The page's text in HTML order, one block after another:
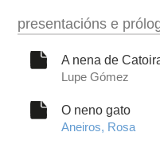
presentacións e
A nena de
Lupe Gómez
O neno gato
Aneiros, Rosa